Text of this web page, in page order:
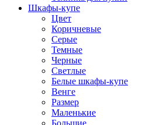
Шкафы-купе
Цвет
Коричневые
Серые
Темные
Черные
Светлые
Белые шкафы-купе
Венге
Размер
Маленькие
Большие